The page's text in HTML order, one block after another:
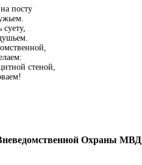
посту
стеной,
Охраны МВД